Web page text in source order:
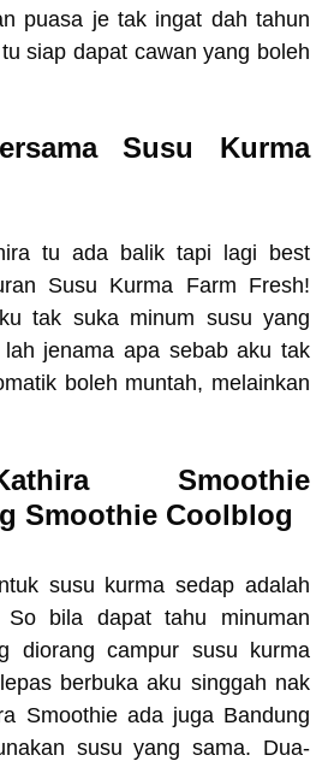
puasa je tak ingat dah tahun
siap dapat cawan yang boleh
Susu Kurma
tu ada balik tapi lagi best
Susu Kurma Farm Fresh!
tak suka minum susu yang
jenama apa sebab aku tak
boleh muntah, melainkan
Smoothie
Smoothie Coolblog
susu kurma sedap adalah
bila dapat tahu minuman
diorang campur susu kurma
berbuka aku singgah nak
Smoothie ada juga Bandung
susu yang sama. Dua-